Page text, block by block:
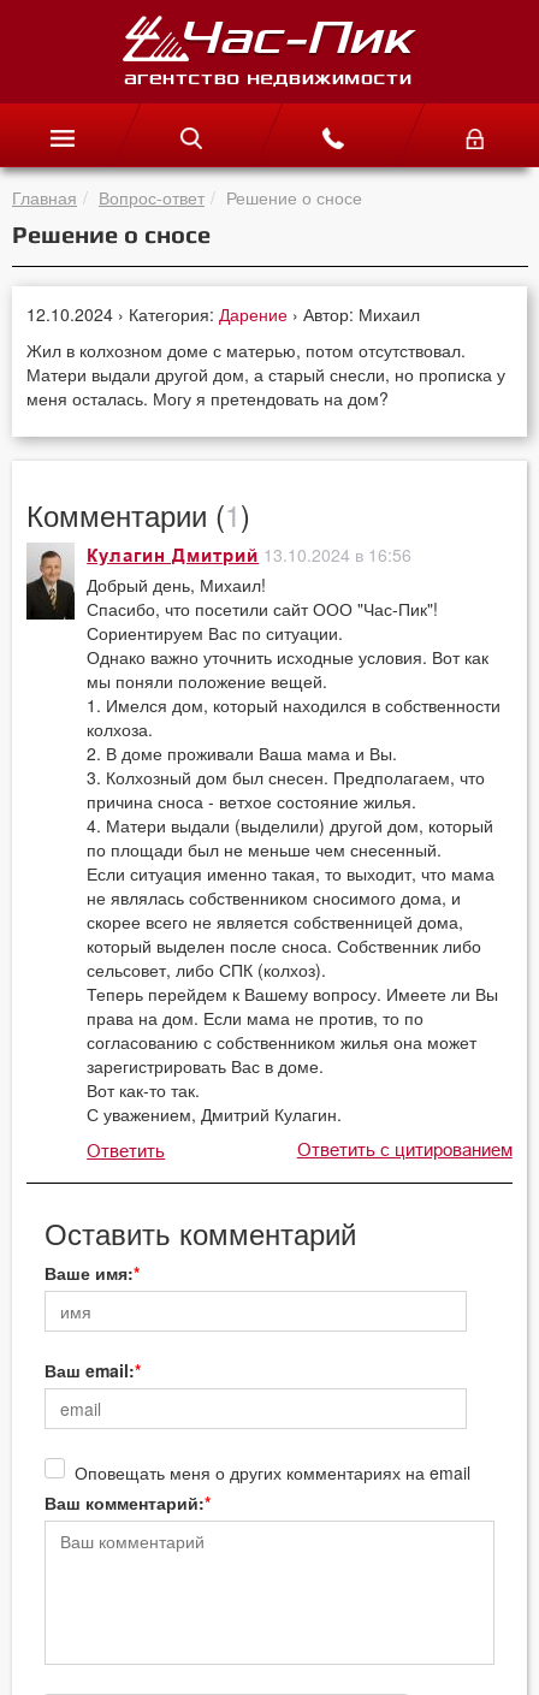
Главная Вопрос-ответ Решение о сносе
Решение о сносе
12.10.2024 › Категория: Дарение › Автор: Михаил
Жил в колхозном доме с матерью, потом отсутствовал.
Матери выдали другой дом, а старый снесли, но прописка у
меня осталась. Могу я претендовать на дом?
Комментарии (1)
Кулагин Дмитрий 13.10.2024 в 16:56
Добрый день, Михаил!
Спасибо, что посетили сайт ООО "Час-Пик"!
Сориентируем Вас по ситуации.
Однако важно уточнить исходные условия. Вот как
мы поняли положение вещей.
1. Имелся дом, который находился в собственности
колхоза.
2. В доме проживали Ваша мама и Вы.
3. Колхозный дом был снесен. Предполагаем, что
причина сноса - ветхое состояние жилья.
4. Матери выдали (выделили) другой дом, который
по площади был не меньше чем снесенный.
Если ситуация именно такая, то выходит, что мама
не являлась собственником сносимого дома, и
скорее всего не является собственницей дома,
который выделен после сноса. Собственник либо
сельсовет, либо СПК (колхоз).
Теперь перейдем к Вашему вопросу. Имеете ли Вы
права на дом. Если мама не против, то по
согласованию с собственником жилья она может
зарегистрировать Вас в доме.
Вот как-то так.
С уважением, Дмитрий Кулагин.
Ответить Ответить с цитированием
Оставить комментарий
Ваше имя:
Ваш email:
Оповещать меня о других комментариях на email
Ваш комментарий: